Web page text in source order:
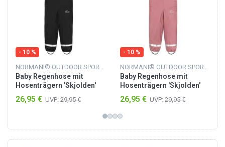
- 10 %
NORMANI® OUTDOOR SPORTS
Baby Regenhose mit
Hosenträgern 'Skjolden'
Schwarz
26,95 € UVP: 29,95 €
- 10 %
NORMANI® OUTDOOR SPORTS
Baby Regenhose mit
Hosenträgern 'Skjolden'
Rosa
26,95 € UVP: 29,95 €